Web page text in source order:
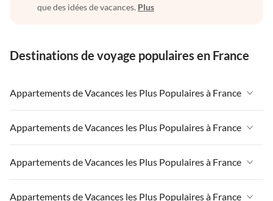
que des idées de vacances. Plus
Destinations de voyage populaires en France
Appartements de Vacances les Plus Populaires à France
Appartements de Vacances à France
Appartements de Vacances à Paris-Ile de France
Appartements de Vacances à Paris
Appartements de Vacances les Plus Populaires à France
Appartements de Vacances à France
Appartements de Vacances à Paris-Ile de France
Appartements de Vacances les Plus Populaires à France
Appartements de Vacances à France
Appartements de Vacances les Plus Populaires à France